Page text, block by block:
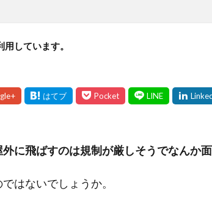
しています。
に飛ばすのは規制が厳しそうでなんか
はないでしょうか。